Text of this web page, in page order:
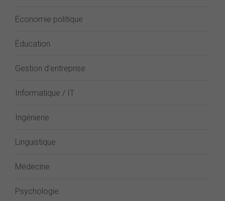
Économie politique
Éducation
Gestion d'entreprise
Informatique / IT
Ingénierie
Linguistique
Médecine
Psychologie